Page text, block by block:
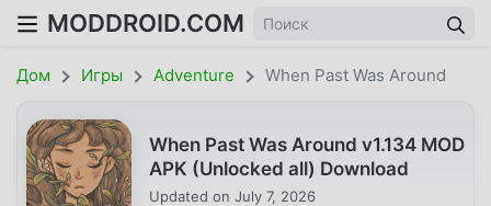
MODDROID.COM
Дом Игры Adventure When Past Was Around
When Past Was Around v1.134 MOD
APK (Unlocked all) Download
Updated on July 7, 2026